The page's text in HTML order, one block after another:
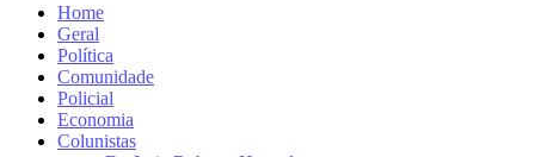
Home
Geral
Política
Comunidade
Policial
Economia
Colunistas